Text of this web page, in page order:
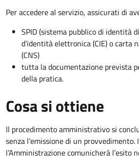
Per accedere al servizio, assicurati di
SPID (sistema pubblico di identità
d’identità elettronica (CIE) o carta
(CNS)
tutta la documentazione prevista
della pratica.
Cosa si ottiene
Il procedimento amministrativo si
senza l’emissione di un
l’Amministrazione comunicherà l’esito